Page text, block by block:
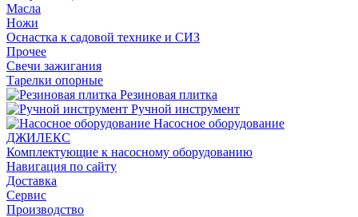
Масла
Ножи
Оснастка к садовой технике и СИЗ
Прочее
Свечи зажигания
Тарелки опорные
Резиновая плитка
Ручной инструмент
Насосное оборудование
ДЖИЛЕКС
Комплектующие к насосному оборудованию
Навигация по сайту
Доставка
Сервис
Производство